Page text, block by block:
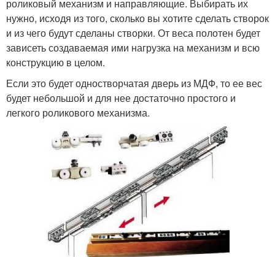
роликовый механизм и направляющие. Выбирать их
нужно, исходя из того, сколько вы хотите сделать створок
и из чего будут сделаны створки. От веса полотен будет
зависеть создаваемая ими нагрузка на механизм и всю
конструкцию в целом.
Если это будет одностворчатая дверь из МДФ, то ее вес
будет небольшой и для нее достаточно простого и
легкого роликового механизма.